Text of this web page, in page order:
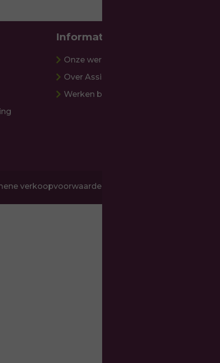
Informatie
Onze werkwijze
Over Assistive Innovations
Werken bij
verkoopvoorwaarden